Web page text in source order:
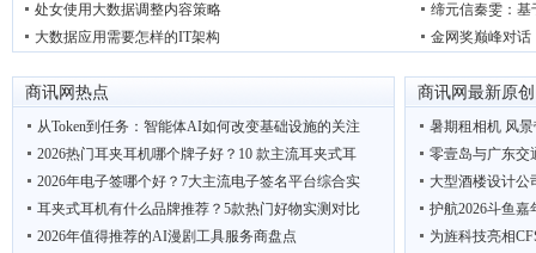
处女使用大数据调整内容策略
大数据应用需要怎样的IT架构
缔元信秦雯：基
金网奖巅峰对话
商讯网热点
从Token到任务：智能体AI如何改变基础设施的关注
2026热门耳夹耳机哪个牌子好？10 款主流耳夹式耳
2026年电子签哪个好？7大主流电子签名平台综合实
耳夹式耳机有什么品牌推荐？5款热门好物实测对比
2026年值得推荐的AI漫剧工具服务商盘点
商讯网最新原创
暑期租相机 风
零壹岛与广东交
大型酒楼设计公
护航2026斗鱼
为旌科技亮相